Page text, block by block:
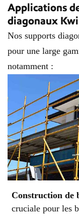
Applications
diagonaux
Nos supports
pour une large
notamment :
Construction de
cruciale pour les